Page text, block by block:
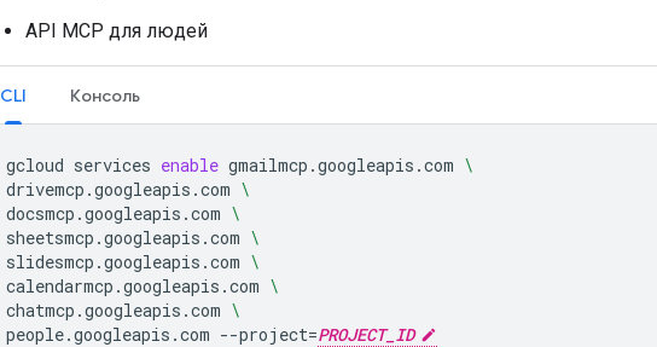
API MCP для людей
CLI Консоль
gcloud services enable gmailmcp.googleapis.com \
drivemcp.googleapis.com \
docsmcp.googleapis.com \
sheetsmcp.googleapis.com \
slidesmcp.googleapis.com \
calendarmcp.googleapis.com \
chatmcp.googleapis.com \
people.googleapis.com --project=PROJECT_ID